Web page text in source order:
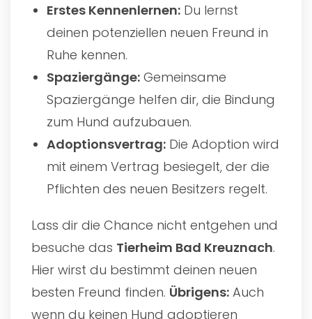
Erstes Kennenlernen: Du lernst
deinen potenziellen neuen Freund in
Ruhe kennen.
Spaziergänge: Gemeinsame
Spaziergänge helfen dir, die Bindung
zum Hund aufzubauen.
Adoptionsvertrag: Die Adoption wird
mit einem Vertrag besiegelt, der die
Pflichten des neuen Besitzers regelt.
Lass dir die Chance nicht entgehen und
besuche das Tierheim Bad Kreuznach.
Hier wirst du bestimmt deinen neuen
besten Freund finden. Übrigens: Auch
wenn du keinen Hund adoptieren